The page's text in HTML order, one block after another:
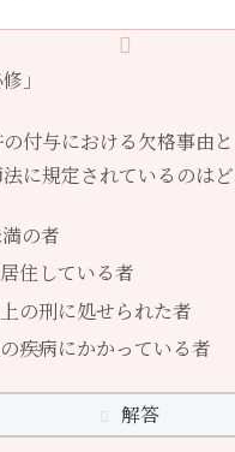
」
付与における欠格事由
に規定されているのはど
の者
住している者
の刑に処せられた者
疾病にかかっている者
解答